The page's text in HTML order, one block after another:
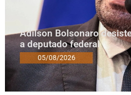
Adilson Bolsonaro
a deputado federal
05/08/2026